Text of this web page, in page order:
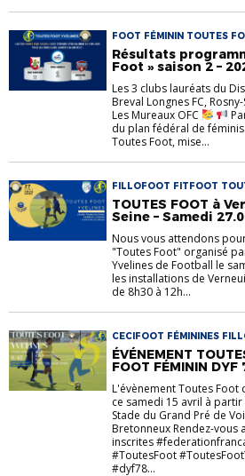
FOOT FÉMININ TOUTES
Résultats
Foot » saison 2 –
Les 3 clubs lauréats du
Breval Longnes FC,
Les Mureaux OFC
du plan fédéral de
Toutes Foot, mise...
FILLOFOOT FITFOOT
TOUTES FOOT à
Seine – Samedi
Nous vous attendons
"Toutes Foot" organisé
Yvelines de Football le
les installations de
de 8h30 à 12h...
CECIFOOT FÉMININES
EN MARCHANT PEF
ÉVÉNEMENT
FOOT FÉMININ DYF
L'évènement Toutes Foot
ce samedi 15 avril à partir
Stade du Grand Pré de
Bretonneux Rendez-vous
inscrites
#ToutesFoot
#dyf78...